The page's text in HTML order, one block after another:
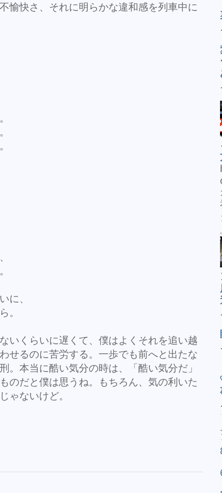
愉快さ、それに明らかな違和感を列車中に
に、
。
いくらいに遅くて、僕はよくそれを追い越
せるのに苦労する。一歩でも前へと出たな
。本当に酷い気分の時は、「酷い気分だ」
のだと僕は思うね。もちろん、気の利いた
ゃないけど。